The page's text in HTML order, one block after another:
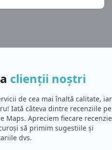
clienții noștri
de cea mai înaltă calitate, iar
Iată câteva dintre recenziile pe
Maps. Apreciem fiecare recenzie
să primim sugestiile și
dvs.